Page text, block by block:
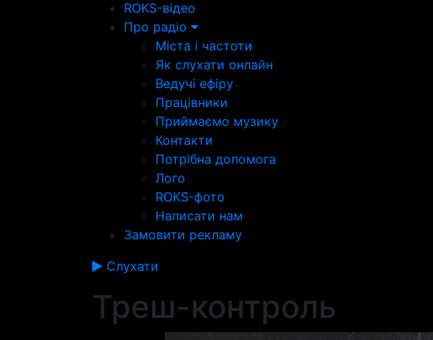
ROKS-відео
Про радіо
Міста і частоти
Як слухати онлайн
Ведучі ефіру
Працівники
Приймаємо музику
Контакти
Потрібна допомога
Лого
ROKS-фото
Написати нам
Замовити рекламу
Слухати
Треш-контроль